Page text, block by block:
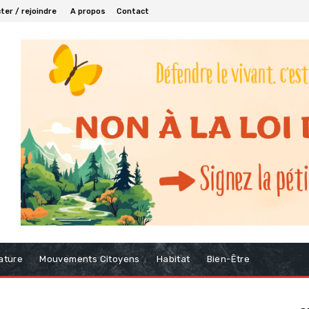
/ rejoindre A propos Contact
Mouvements Citoyens Habitat Bien-Être